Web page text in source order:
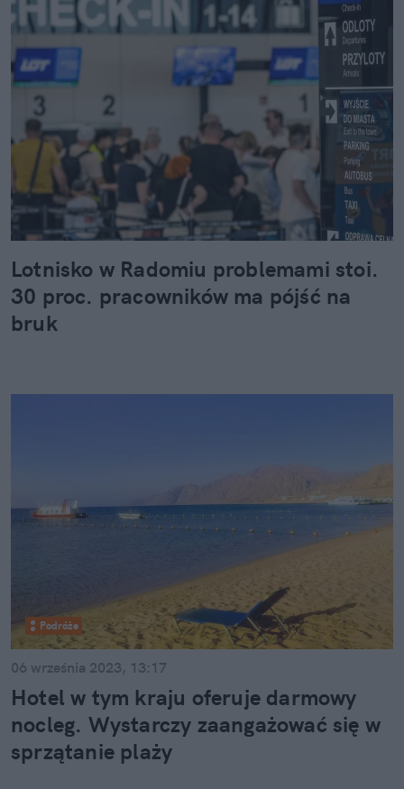
Lotnisko w Radomiu problemami stoi.
30 proc. pracowników ma pójść na
bruk
Podróże
06 września 2023, 13:17
Hotel w tym kraju oferuje darmowy
nocleg. Wystarczy zaangażować się w
sprzątanie plaży